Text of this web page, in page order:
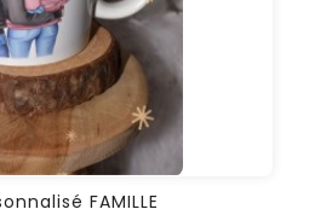
FAMILLE